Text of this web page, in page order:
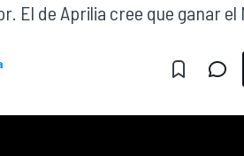
FÓRMULA E
El de Aprilia cree que ganar